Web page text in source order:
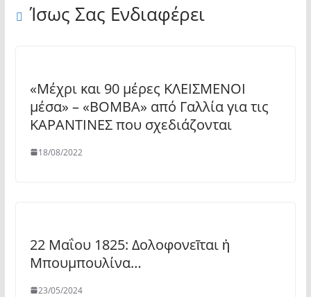
Ίσως Σας Ενδιαφέρει
«Μέχρι και 90 μέρες ΚΛΕΙΣΜΕΝΟΙ
μέσα» – «ΒΟΜΒΑ» από Γαλλία για τις
ΚΑΡΑΝΤΙΝΕΣ που σχεδιάζονται
18/08/2022
22 Μαΐου 1825: Δολοφονεῖται ἡ
Μπουμπουλίνα…
23/05/2024